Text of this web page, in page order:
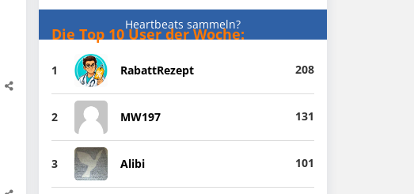
Heartbeats sammeln?
Die Top 10 User der Woche:
1 RabattRezept 208
2 MW197 131
3 Alibi 101